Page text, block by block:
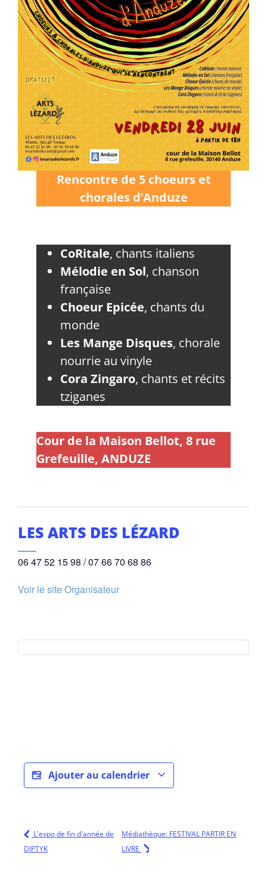
Rencontre de 5 choeurs et
chorales d’Anduze
CoRitale, chants italiens
Mélodie en Sol, chanson
française
Choeur Epicée, chants du
monde
Les Mange Disques, chorale
nourrie au vinyle
Cora Zingaro, chants et récits
tziganes
Cour de la Maison Bellot, 8 rue
Grefeuille, ANDUZE
LES ARTS DES LÉZARD
06 47 52 15 98 / 07 66 70 68 86
Voir le site Organisateur
Ajouter au calendrier
L'expo de fin d'année de
DIPTYK
Médiathèque: FESTIVAL PARTIR EN
LIVRE